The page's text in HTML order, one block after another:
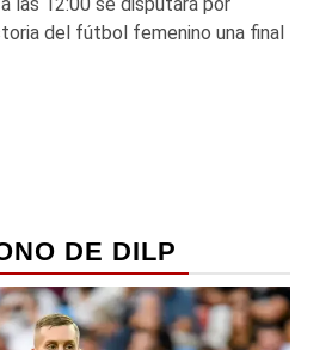
del fútbol femenino una final
DE DILP